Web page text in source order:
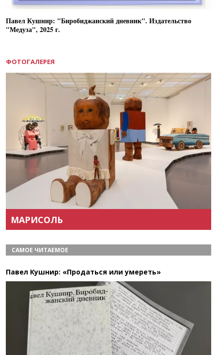
Павел Кушнир: "Биробиджанский дневник". Издательство
"Медуза", 2025 г.
ФОТОГАЛЕРЕЯ
МАРИСОЛЬ
САМОЕ ЧИТАЕМОЕ
Павел Кушнир: «Продаться или умереть»